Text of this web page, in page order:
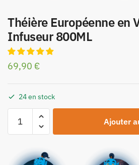
Théière Européenne en
Infuseur 800ML
69,90 €
24 en stock
Ajouter